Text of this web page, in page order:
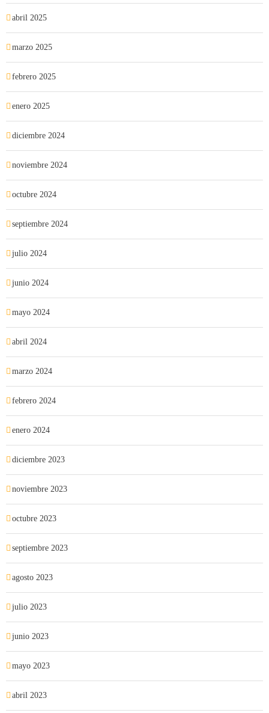
abril 2025
marzo 2025
febrero 2025
enero 2025
diciembre 2024
noviembre 2024
octubre 2024
septiembre 2024
julio 2024
junio 2024
mayo 2024
abril 2024
marzo 2024
febrero 2024
enero 2024
diciembre 2023
noviembre 2023
octubre 2023
septiembre 2023
agosto 2023
julio 2023
junio 2023
mayo 2023
abril 2023